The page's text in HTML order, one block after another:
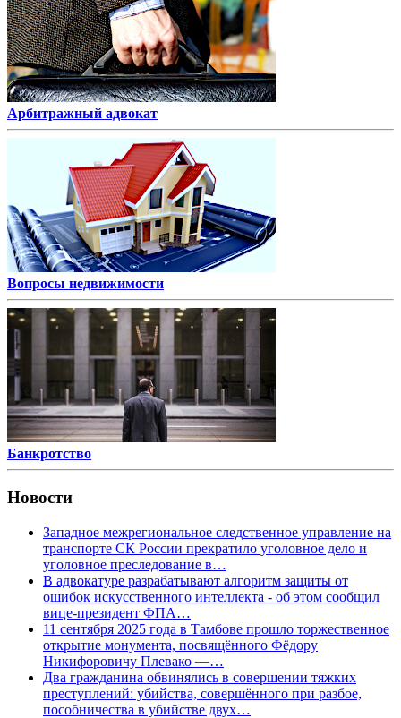
Арбитражный адвокат
Вопросы недвижимости
Банкротство
Новости
Западное межрегиональное следственное управление на
транспорте СК России прекратило уголовное дело и
уголовное преследование в…
В адвокатуре разрабатывают алгоритм защиты от
ошибок искусственного интеллекта - об этом сообщил
вице-президент ФПА…
11 сентября 2025 года в Тамбове прошло торжественное
открытие монумента, посвящённого Фёдору
Никифоровичу Плевако —…
Два гражданина обвинялись в совершении тяжких
преступлений: убийства, совершённого при разбое,
пособничества в убийстве двух…